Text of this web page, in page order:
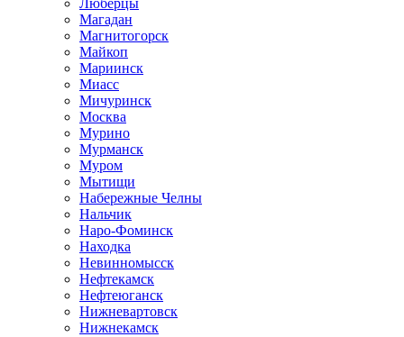
Люберцы
Магадан
Магнитогорск
Майкоп
Мариинск
Миасс
Мичуринск
Москва
Мурино
Мурманск
Муром
Мытищи
Набережные Челны
Нальчик
Наро-Фоминск
Находка
Невинномысск
Нефтекамск
Нефтеюганск
Нижневартовск
Нижнекамск